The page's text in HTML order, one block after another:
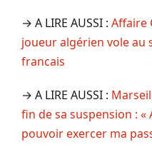
→ A LIRE AUSSI : Affaire
joueur algérien vole au
francais
→ A LIRE AUSSI :
fin de sa suspension :
pouvoir exercer ma